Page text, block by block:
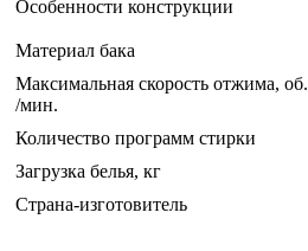
Особенности конструкции
Материал бака
Максимальная скорость отжима, об.
/мин.
Количество программ стирки
Загрузка белья, кг
Страна-изготовитель